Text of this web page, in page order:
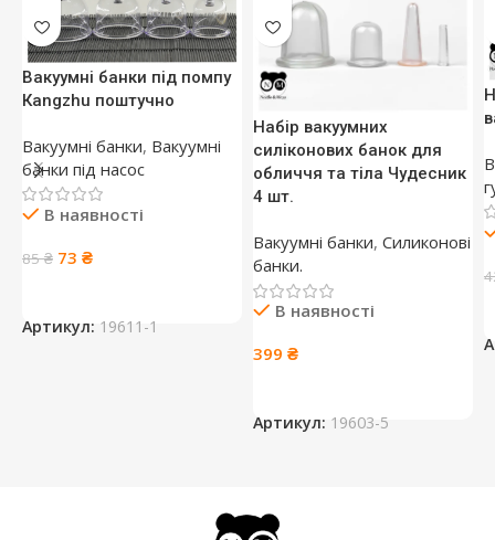
Вакуумні банки під помпу
Кangzhu поштучно
Вакуумні банки, Вакуумні
банки під насос
В наявності
85₴ Оригінальна
73 ₴Поточна
Артикул: 19611-1
Набір вакуумних
силіконових банок для
обличчя та тіла Чудесник
4 шт.
Вакуумні банки, Силиконові
банки.
В наявності
399 ₴
Артикул: 19603-5